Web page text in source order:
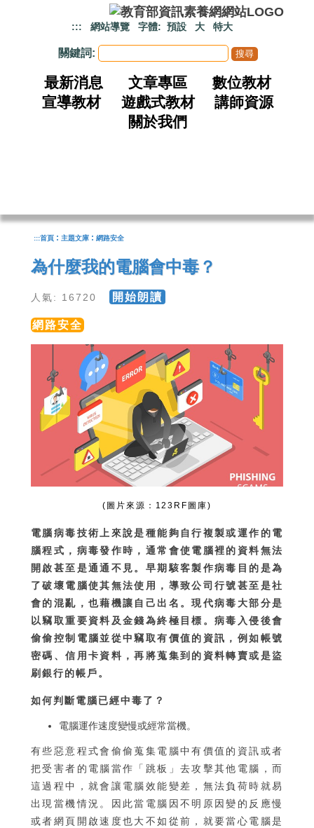
::: 網站導覽 字體: 預設 大 特大
關鍵詞:
最新消息 文章專區
數位教材
宣導教材
遊戲式教材
講師資源
關於我們
:::首頁 : 主題文庫 : 網路安全
為什麼我的電腦會中毒？
人氣: 16720 開始朗讀
網路安全
(圖片來源：123RF圖庫)
電腦病毒技術上來說是種能夠自行複製或運作的電
腦程式，病毒發作時，通常會使電腦裡的資料無法
開啟甚至是通通不見。早期駭客製作病毒目的是為
了破壞電腦使其無法使用，導致公司行號甚至是社
會的混亂，也藉機讓自己出名。現代病毒大部分是
以竊取重要資料及金錢為終極目標。病毒入侵後會
偷偷控制電腦並從中竊取有價值的資訊，例如帳號
密碼、信用卡資料，再將蒐集到的資料轉賣或是盜
刷銀行的帳戶。
如何判斷電腦已經中毒了？
電腦運作速度變慢或經常當機。
有些惡意程式會偷偷蒐集電腦中有價值的資訊或者
把受害者的電腦當作「跳板」去攻擊其他電腦，而
這過程中，就會讓電腦效能變差，無法負荷時就易
出現當機情況。因此當電腦因不明原因變的反應慢
或者網頁開啟速度也大不如從前，就要當心電腦是